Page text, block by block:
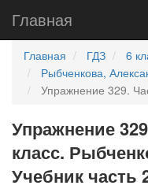
Главная
Главная ГДЗ 6
Рыбченкова,
Упражнение 329.
Упражнение
класс.
Учебник часть